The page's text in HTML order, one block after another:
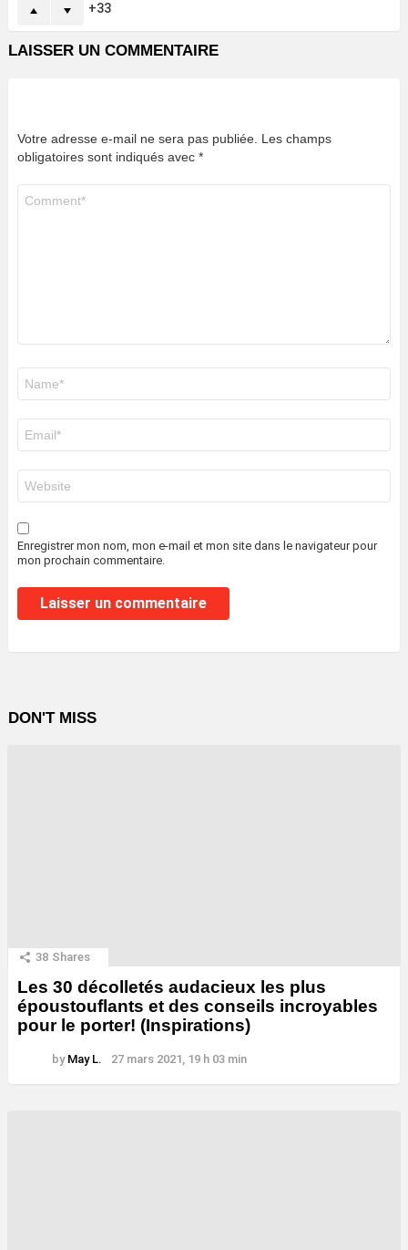
33
LAISSER UN COMMENTAIRE
Votre adresse e-mail ne sera pas publiée. Les champs
obligatoires sont indiqués avec *
mail
*
web
Enregistrer mon nom, mon e-mail et mon site dans le navigateur pour
mon prochain commentaire.
DON'T MISS
38 Shares
Les 30 décolletés audacieux les plus
époustouflants et des conseils incroyables
pour le porter! (Inspirations)
by May L. 27 mars 2021, 19 h 03 min